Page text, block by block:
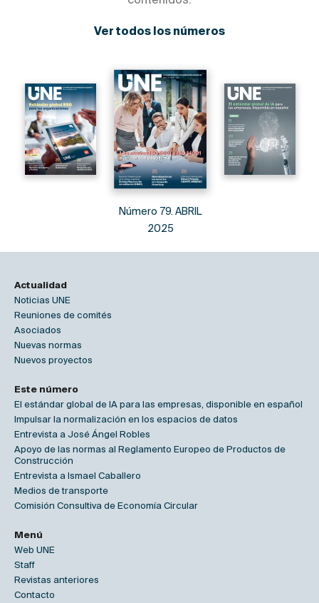
Ver todos los números
Número 79. ABRIL
2025
Actualidad
Noticias UNE
Reuniones de comités
Asociados
Nuevas normas
Nuevos proyectos
Este número
El estándar global de IA para las empresas, disponible en español
Impulsar la normalización en los espacios de datos
Entrevista a José Ángel Robles
Apoyo de las normas al Reglamento Europeo de Productos de
Construcción
Entrevista a Ismael Caballero
Medios de transporte
Comisión Consultiva de Economía Circular
Menú
Web UNE
Staff
Revistas anteriores
Contacto